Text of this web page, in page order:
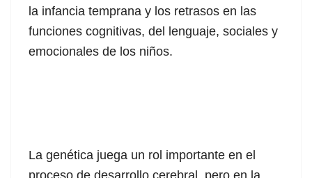
la infancia temprana y los retrasos en las
funciones cognitivas, del lenguaje, sociales y
emocionales de los niños.
La genética juega un rol importante en el